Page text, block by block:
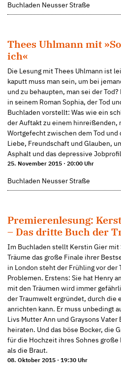
Buchladen Neusser Straße
Thees Uhlmann mit
ich«
Die Lesung mit Thees Uhlmann ist
kaputt muss man sein, um bei
und zu behaupten, man sei der
in seinem Roman Sophia, der Tod
Buchladen vorstellt: Was wie ein
der Auftakt zu einem hinreißenden,
Wortgefecht zwischen dem Tod und
Liebe, Freundschaft und Glauben,
Asphalt und das depressive
25. November 2015 · 20:00 Uhr
Buchladen Neusser Straße
Premierenlesung:
– Das dritte Buch der
Im Buchladen stellt Kerstin Gier mit
Träume das große Finale ihrer
in London steht der Frühling vor der
Problemen. Erstens: Sie hat Henry
mit den Träumen wird immer
der Traumwelt ergründet, durch die
anrichten kann. Er muss unbedingt
Livs Mutter Ann und Graysons
heiraten. Und das böse Bocker, die
für die Hochzeit ihres Sohnes große
als die Braut.
08. Oktober 2015 · 19:30 Uhr